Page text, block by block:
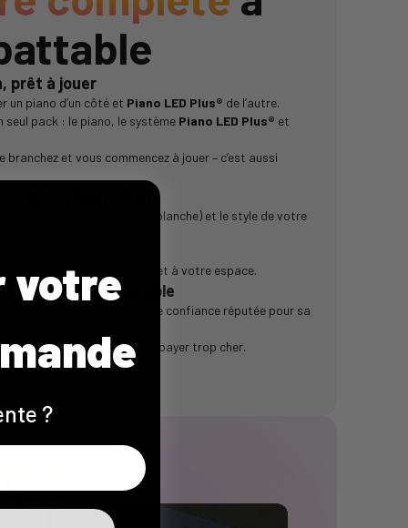
prêt à jouer
un piano d’un côté et Piano LED Plus® de l’autre.
seul pack : le piano, le système Piano LED Plus® et
branchez et vous commencez à jouer – c’est aussi
votre bande LED (noire ou blanche) et le style de votre
correspond à votre style et à votre espace.
prix raisonnable
Donner, une marque de confiance réputée pour sa
fait pour durer – sans payer trop cher.
votre
?